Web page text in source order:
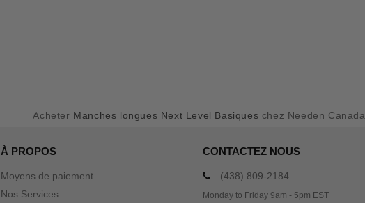
Acheter Manches longues Next Level Basiques chez Needen Canada
À PROPOS
Moyens de paiement
Nos Services
CONTACTEZ NOUS
(438) 809-2184
Monday to Friday 9am - 5pm EST